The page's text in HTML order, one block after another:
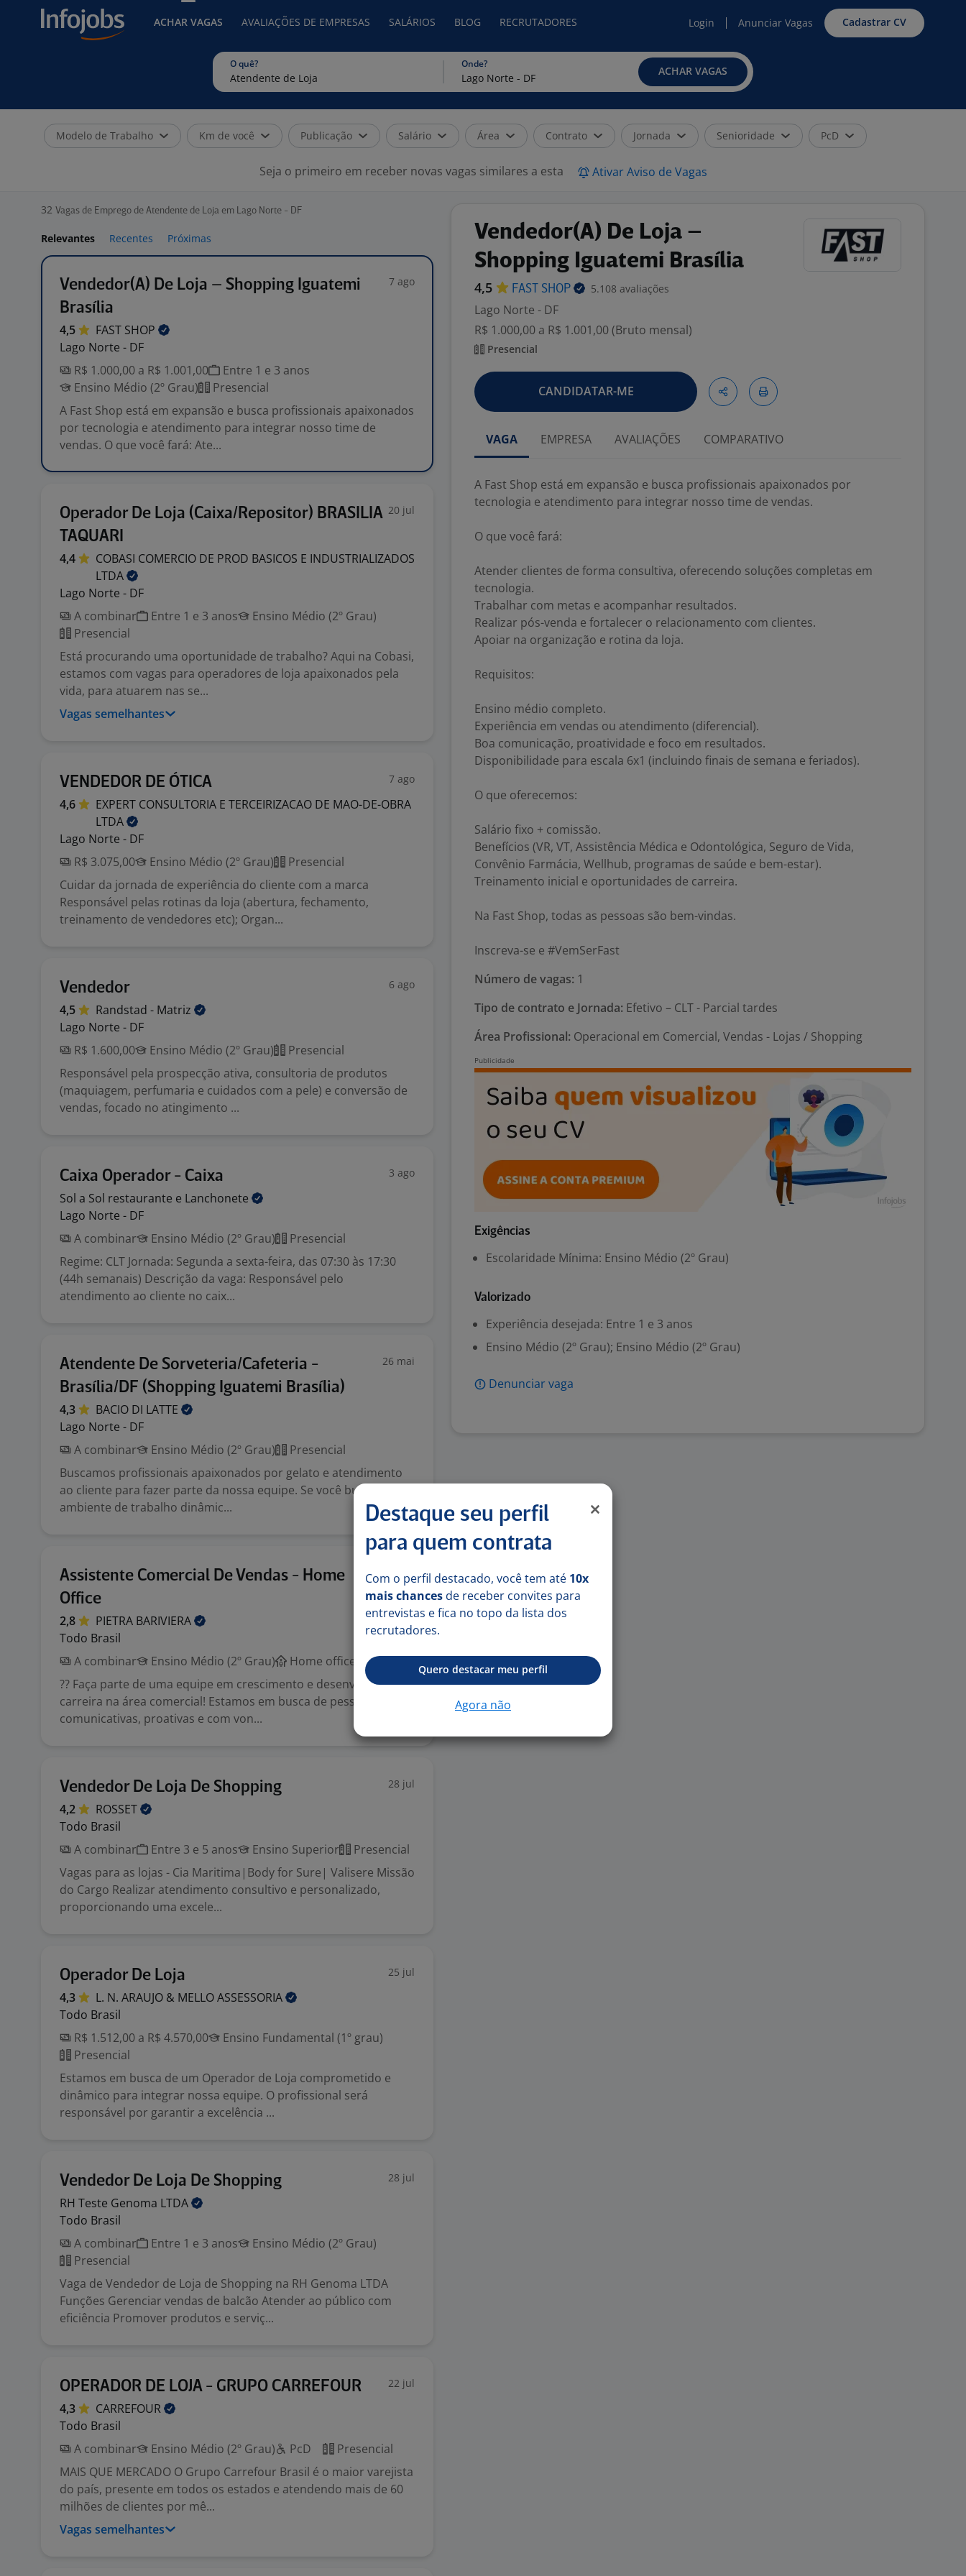
ACHAR VAGAS AVALIAÇÕES DE EMPRESAS SALÁRIOS BLOG RECRUTADORES Login Anunciar Vagas Cadastrar CV
O quê? Onde?
ACHAR VAGAS
Modelo de Trabalho Km de você Publicação Salário Área Contrato Jornada Senioridade PcD
Seja o primeiro em receber novas vagas similares a esta Ativar Aviso de Vagas
32 Vagas de Emprego de Atendente de Loja em Lago Norte - DF
Relevantes Recentes Próximas
Vendedor(A) De Loja – Shopping Iguatemi
Brasília
7 ago
4,5 FAST SHOP
Lago Norte - DF
R$ 1.000,00 a R$ 1.001,00
Entre 1 e 3 anos
Ensino Médio (2º Grau)
Presencial
A Fast Shop está em expansão e busca profissionais apaixonados
por tecnologia e atendimento para integrar nosso time de
vendas. O que você fará: Ate...
Operador De Loja (Caixa/Repositor) BRASILIA
TAQUARI
20 jul
4,4
COBASI COMERCIO DE PROD BASICOS E INDUSTRIALIZADOS
LTDA
Lago Norte - DF
A combinar
Entre 1 e 3 anos
Ensino Médio (2º Grau)
Presencial
Está procurando uma oportunidade de trabalho? Aqui na Cobasi,
estamos com vagas para operadores de loja apaixonados pela
vida, para atuarem nas se...
Vagas semelhantes
VENDEDOR DE ÓTICA 7 ago
4,6
EXPERT CONSULTORIA E TERCEIRIZACAO DE MAO-DE-OBRA
LTDA
Lago Norte - DF
R$ 3.075,00
Ensino Médio (2º Grau)
Presencial
Cuidar da jornada de experiência do cliente com a marca
Responsável pelas rotinas da loja (abertura, fechamento,
treinamento de vendedores etc); Organ...
Vendedor 6 ago
4,5 Randstad - Matriz
Lago Norte - DF
R$ 1.600,00
Ensino Médio (2º Grau)
Presencial
Responsável pela prospecção ativa, consultoria de produtos
(maquiagem, perfumaria e cuidados com a pele) e conversão de
vendas, focado no atingimento ...
Caixa Operador - Caixa 3 ago
Sol a Sol restaurante e Lanchonete
Lago Norte - DF
A combinar
Ensino Médio (2º Grau)
Presencial
Regime: CLT Jornada: Segunda a sexta-feira, das 07:30 às 17:30
(44h semanais) Descrição da vaga: Responsável pelo
atendimento ao cliente no caix...
Atendente De Sorveteria/Cafeteria -
Brasília/DF (Shopping Iguatemi Brasília)
26 mai
4,3 BACIO DI LATTE
Lago Norte - DF
A combinar
Ensino Médio (2º Grau)
Presencial
Buscamos profissionais apaixonados por gelato e atendimento
ao cliente para fazer parte da nossa equipe. Se você busca um
ambiente de trabalho dinâmic...
Assistente Comercial De Vendas - Home
Office
2,8 PIETRA BARIVIERA
Todo Brasil
A combinar
Ensino Médio (2º Grau)
Home office
?? Faça parte de uma equipe em crescimento e desenvolva sua
carreira na área comercial! Estamos em busca de pessoas
comunicativas, proativas e com von...
Vendedor De Loja De Shopping 28 jul
4,2
ROSSET
Todo Brasil
A combinar
Entre 3 e 5 anos Ensino Superior
Presencial
Vagas para as lojas - Cia Maritima|Body for Sure| Valisere Missão
do Cargo Realizar atendimento consultivo e personalizado,
proporcionando uma excele...
Operador De Loja 25 jul
4,3 L. N. ARAUJO & MELLOASSESSORIA
Todo Brasil
R$ 1.512,00 a R$ 4.570,00
Ensino Fundamental (1º grau)
Presencial
Estamos em busca de um Operador de Loja comprometido e
dinâmico para integrar nossa equipe. O profissional será
responsável por garantir a excelência ...
Vendedor De Loja De Shopping 28 jul
RH Teste Genoma LTDA
Todo Brasil
A combinar
Entre 1 e 3 anos
Ensino Médio (2º Grau)
Presencial
Vaga de Vendedor de Loja de Shopping na RH Genoma LTDA
Funções Gerenciar vendas de balcão Atender ao público com
eficiência Promover produtos e serviç...
OPERADOR DE LOJA - GRUPO CARREFOUR 22 jul
4,3
CARREFOUR
Todo Brasil
A combinar
Ensino Médio (2º Grau) PcD
Presencial
MAIS QUE MERCADO O Grupo Carrefour Brasil é o maior varejista
do país, presente em todos os estados e atendendo mais de 60
milhões de clientes por mê...
Vagas semelhantes
Vendedor(A) De Loja –
Shopping Iguatemi Brasília
4,5 FAST SHOP 5.108 avaliações
Lago Norte - DF
R$ 1.000,00 a R$ 1.001,00 (Bruto mensal)
Presencial
CANDIDATAR-ME
VAGA EMPRESA AVALIAÇÕES COMPARATIVO
A Fast Shop está em expansão e busca profissionais apaixonados por
tecnologia e atendimento para integrar nosso time de vendas.
O que você fará:
Atender clientes de forma consultiva, oferecendo soluções completas em
tecnologia.
Trabalhar com metas e acompanhar resultados.
Realizar pós-venda e fortalecer o relacionamento com clientes.
Apoiar na organização e rotina da loja.
Requisitos:
Ensino médio completo.
Experiência em vendas ou atendimento (diferencial).
Boa comunicação, proatividade e foco em resultados.
Disponibilidade para escala 6x1 (incluindo finais de semana e feriados).
O que oferecemos:
Salário fixo + comissão.
Benefícios (VR, VT, Assistência Médica e Odontológica, Seguro de Vida,
Convênio Farmácia, Wellhub, programas de saúde e bem-estar).
Treinamento inicial e oportunidades de carreira.
Na Fast Shop, todas as pessoas são bem-vindas.
Inscreva-se e #VemSerFast
Número de vagas: 1
Tipo de contrato e Jornada: Efetivo – CLT - Parcial tardes
Área Profissional: Operacional em Comercial, Vendas - Lojas / Shopping
Exigências
Escolaridade Mínima: Ensino Médio (2º Grau)
Valorizado
Experiência desejada: Entre 1 e 3 anos
Ensino Médio (2º Grau); Ensino Médio (2º Grau)
Denunciar vaga
Destaque seu perfil
para quem contrata
Com o perfil destacado, você tem até 10x
mais chances de receber convites para
entrevistas e fica no topo da lista dos
recrutadores.
Quero destacar meu perfil
Agora não